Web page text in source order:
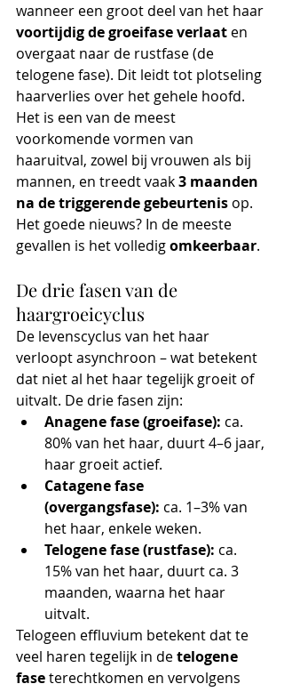
wanneer een groot deel van het haar
voortijdig de groeifase verlaat en
overgaat naar de rustfase (de
telogene fase). Dit leidt tot plotseling
haarverlies over het gehele hoofd.
Het is een van de meest
voorkomende vormen van
haaruitval, zowel bij vrouwen als bij
mannen, en treedt vaak 3 maanden
na de triggerende gebeurtenis op.
Het goede nieuws? In de meeste
gevallen is het volledig omkeerbaar.
De drie fasen van de
haargroeicyclus
De levenscyclus van het haar
verloopt asynchroon – wat betekent
dat niet al het haar tegelijk groeit of
uitvalt. De drie fasen zijn:
Anagene fase (groeifase): ca.
80% van het haar, duurt 4–6 jaar,
haar groeit actief.
Catagene fase
(overgangsfase): ca. 1–3% van
het haar, enkele weken.
Telogene fase (rustfase): ca.
15% van het haar, duurt ca. 3
maanden, waarna het haar
uitvalt.
Telogeen effluvium betekent dat te
veel haren tegelijk in de telogene
fase terechtkomen en vervolgens